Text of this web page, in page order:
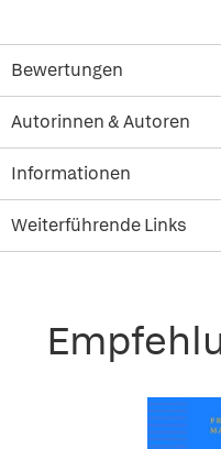
Bewertungen
Autorinnen & Autoren
Informationen
Weiterführende Links